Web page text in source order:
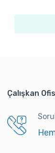
Çalışkan